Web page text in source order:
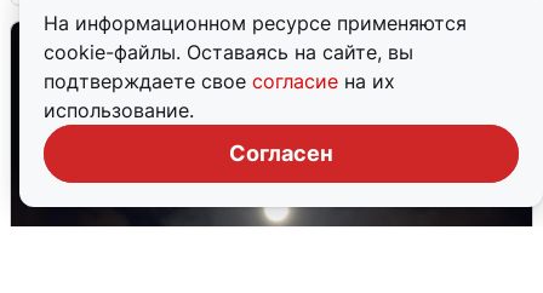
На информационном ресурсе применяются
cookie-файлы. Оставаясь на сайте, вы
подтверждаете свое согласие на их
использование.
Согласен